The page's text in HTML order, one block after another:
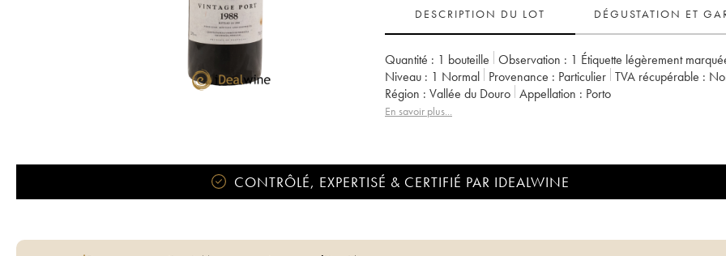
DESCRIPTION DU LOT DÉGUSTATION ET
Quantité : 1 bouteille Observation : 1 Étiquette légèrement
Niveau : 1 Normal Provenance : particulier TVA récupérable :
Région :
Vallée du Douro Appellation : Porto
En savoir plus...
CONTRÔLÉ, EXPERTISÉ & CERTIFIÉ PAR IDEALWINE